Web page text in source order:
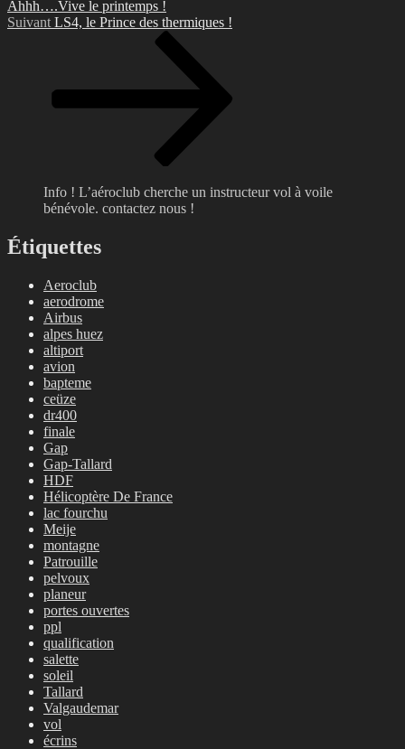
Ahhh….Vive le printemps !
Article
Suivant LS4, le Prince des thermiques !
Info ! L’aéroclub cherche un instructeur vol à voile
bénévole. contactez nous !
Étiquettes
Aeroclub
aerodrome
Airbus
alpes huez
altiport
avion
bapteme
ceüze
dr400
finale
Gap
Gap-Tallard
HDF
Hélicoptère De France
lac fourchu
Meije
montagne
Patrouille
pelvoux
planeur
portes ouvertes
ppl
qualification
salette
soleil
Tallard
Valgaudemar
vol
écrins